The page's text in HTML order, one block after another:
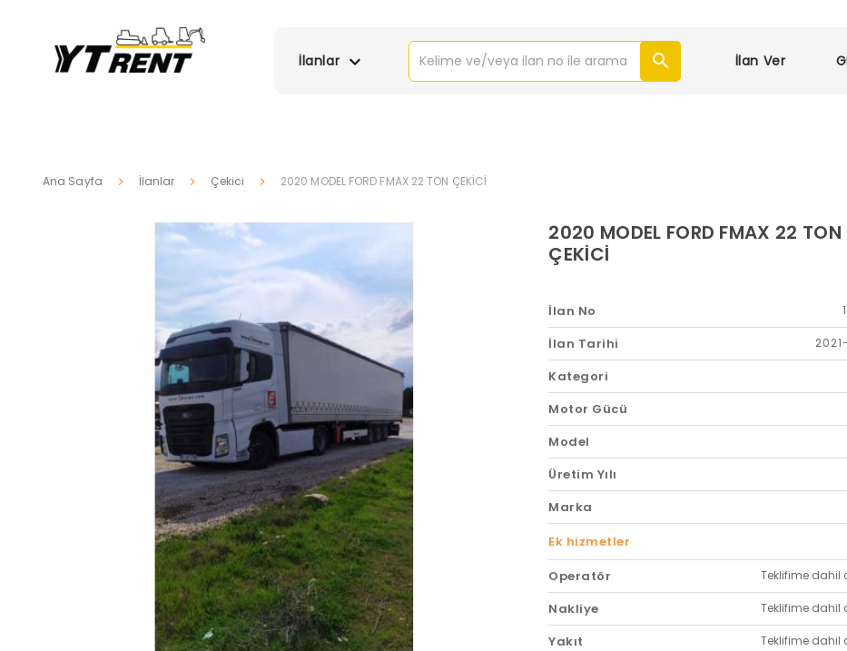
İlanlar İlan Ver
Ana Sayfa İlanlar Çekici 2020 MODEL FORD FMAX 22 TON ÇEKİCİ
2020 MODEL FORD FMAX 22 TON
ÇEKİCİ
İlan No
İlan Tarihi
Kategori
Motor Gücü
Model
Üretim Yılı
Marka
Ek hizmetler
Operatör
Teklifime dahil
Nakliye Teklifime dahil
Yakıt Teklifime dahil